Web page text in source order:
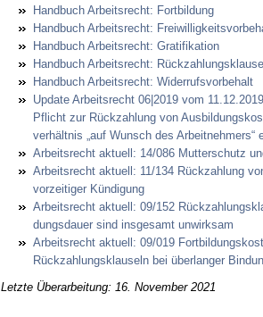
Hand­buch Ar­beits­recht: Fort­bil­dung
Hand­buch Ar­beits­recht:
Hand­buch Ar­beits­recht: Gra­ti­fi­ka­ti­on
Hand­buch Ar­beits­recht:
Hand­buch Ar­beits­recht: Wi­der­rufs­vor­be­halt
Up­date Ar­beits­recht 06|2019 vom
Pflicht zur Rück­zah­lung von
verhält­nis „auf Wunsch des Ar­beit­neh­mers“
Ar­beits­recht ak­tu­ell: 14/086 Mut­ter­schutz
Ar­beits­recht ak­tu­ell: 11/134 Rück­zah­lung
vor­zei­ti­ger Kündi­gung
Ar­beits­recht ak­tu­ell: 09/152
dungs­dau­er sind ins­ge­samt un­wirk­sam
Ar­beits­recht ak­tu­ell: 09/019
Rück­zah­lungs­klau­seln bei über­lan­ger
Letzte Überarbeitung: 16. November 2021